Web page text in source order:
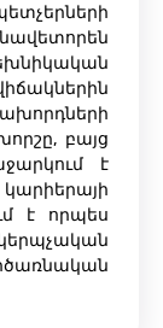
բայց
է
է որպես